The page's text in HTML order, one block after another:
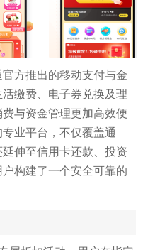
方推出的移动支付与金
缴费、电子券兑换及理
与资金管理更加高效便
业平台，不仅覆盖通
伸至信用卡还款、投资
构建了一个安全可靠的